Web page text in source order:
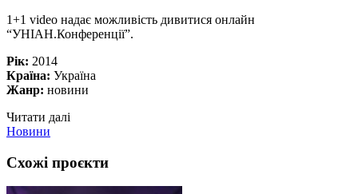
1+1 video надає можливість дивитися онлайн
“УНІАН.Конференції”.
Рік: 2014
Країна: Україна
Жанр: новини
Читати далі
Новини
Схожі проєкти